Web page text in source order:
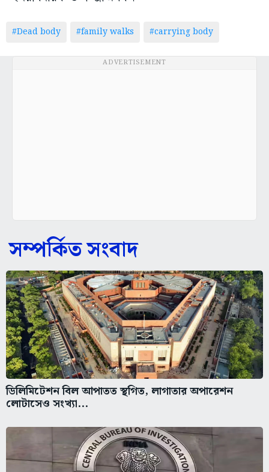
#Dead body #family walks #carrying body
ADVERTISEMENT
সম্পর্কিত সংবাদ
ডিলিমিটেশন বিল আপাতত স্থগিত, লাগাতার অপারেশন
লোটাসেও সংখ্যা...